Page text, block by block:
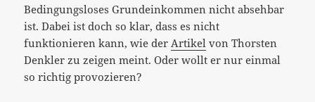
Bedingungsloses Grundeinkommen nicht absehbar
ist. Dabei ist doch so klar, dass es nicht
funktionieren kann, wie der Artikel von Thorsten
Denkler zu zeigen meint. Oder wollt er nur einmal
so richtig provozieren?